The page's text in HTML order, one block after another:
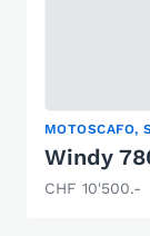
Windy
CHF 10'500.-